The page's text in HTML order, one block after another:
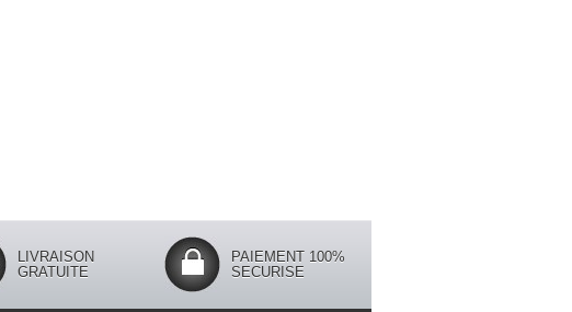
LIVRAISON
GRATUITE
PAIEMENT 100%
SECURISE